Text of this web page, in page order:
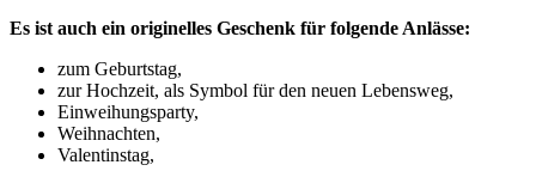
Es ist auch ein originelles Geschenk für folgende Anlässe:
zum Geburtstag,
zur Hochzeit, als Symbol für den neuen Lebensweg,
Einweihungsparty,
Weihnachten,
Valentinstag,